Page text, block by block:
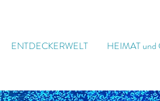
ENTDECKERWELT HEIMAT